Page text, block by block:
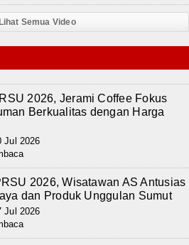
Lihat Semua Video
2026, Jerami Coffee Fokus
Berkualitas dengan Harga
Jul 2026
2026, Wisatawan AS Antusias
dan Produk Unggulan Sumut
Jul 2026